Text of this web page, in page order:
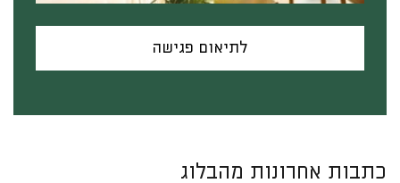
לתיאום פגישה
כתבות אחרונות מהבלוג